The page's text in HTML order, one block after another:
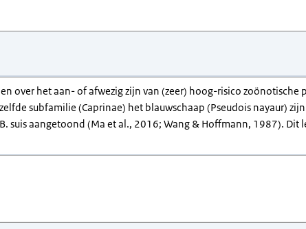
over het aan- of afwezig zijn van (zeer) hoog-risico zoönotische
subfamilie (Caprinae) het blauwschaap (Pseudois nayaur)
suis aangetoond (Ma et al., 2016; Wang & Hoffmann, 1987). Dit